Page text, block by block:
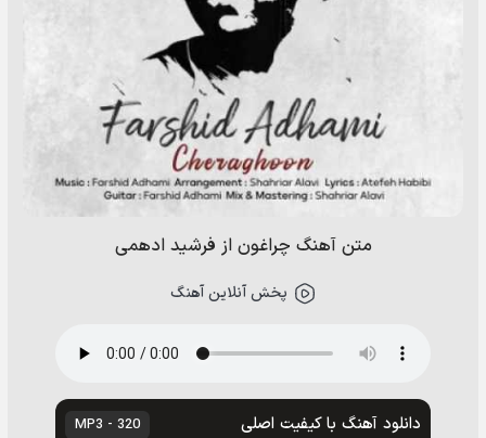
متن آهنگ چراغون از فرشید ادهمی
پخش آنلاین آهنگ
دانلود آهنگ با کیفیت اصلی 320 - MP3